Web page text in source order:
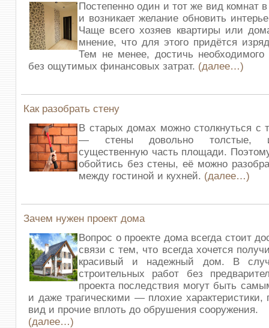
Постепенно один и тот же вид комнат
и возникает желание обновить
Чаще всего хозяев квартиры или
мнение, что для этого придётся
Тем не менее, достичь
без ощутимых финансовых затрат. (далее…)
Как разобрать стену
В старых домах можно столкнуться с
— стены довольно толстые,
существенную часть площади.
обойтись без стены, её можно
между гостиной и кухней. (далее…)
Зачем нужен проект дома
Вопрос о проекте дома всегда стоит
связи с тем, что всегда хочется
красивый и надежный дом. В
строительных работ без
проекта последствия могут быть
и даже трагическими — плохие
вид и прочие вплоть до обрушения сооружения.
(далее…)